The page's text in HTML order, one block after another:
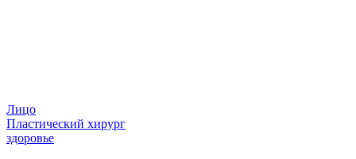
Лицо
Пластический хирург
здоровье